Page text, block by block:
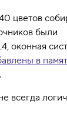
цветов
были
оконная
в
.
всегда